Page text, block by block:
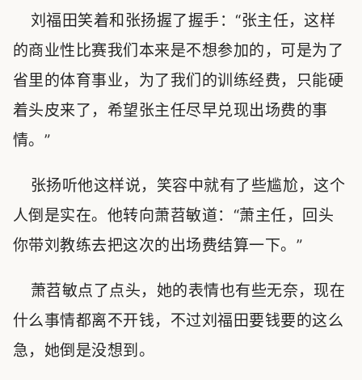
刘福田笑着和张扬握了握手：“张主任，这样
的商业性比赛我们本来是不想参加的，可是为了
省里的体育事业，为了我们的训练经费，只能硬
着头皮来了，希望张主任尽早兑现出场费的事
情。”
张扬听他这样说，笑容中就有了些尴尬，这个
人倒是实在。他转向萧苕敏道：“萧主任，回头
你带刘教练去把这次的出场费结算一下。”
萧苕敏点了点头，她的表情也有些无奈，现在
什么事情都离不开钱，不过刘福田要钱要的这么
急，她倒是没想到。